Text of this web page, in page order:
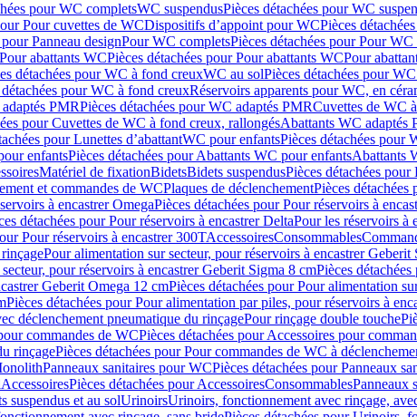
pour WC completsWC suspendusPièces détachées pour WC
Pour cuvettes de WCDispositifs d’appoint pour WCPièces
Panneau designPour WC completsPièces détachées pour Pour
Pour abattants WCPièces détachées pour Pour abattants WCPour
détachées pour WC à fond creuxWC au solPièces détachées pour
détachées pour WC à fond creuxRéservoirs apparents pour WC, en
PMRPièces détachées pour WC adaptés PMRCuvettes de WC
pour Cuvettes de WC à fond creux, rallongésAbattants WC adaptés
pour Lunettes d’abattantWC pour enfantsPièces détachées pour
enfantsPièces détachées pour Abattants WC pour enfantsAbattants
Matériel de fixationBidetsBidets suspendusPièces détachées pour
et commandes de WCPlaques de déclenchementPièces détachées
à encastrer OmegaPièces détachées pour Pour réservoirs à
détachées pour Pour réservoirs à encastrer DeltaPour les réservoirs à
Pour réservoirs à encastrer 300TAccessoiresConsommables
Pour alimentation sur secteur, pour réservoirs à encastrer Geberit
pour réservoirs à encastrer Geberit Sigma 8 cmPièces
Geberit Omega 12 cmPièces détachées pour Pour alimentation
Pièces détachées pour Pour alimentation par piles, pour réservoirs à
déclenchement pneumatique du rinçagePour rinçage double touche
commandes de WCPièces détachées pour Accessoires pour
rinçagePièces détachées pour Pour commandes de WC à
Panneaux sanitaires pour WCPièces détachées pour Panneaux
AccessoiresPièces détachées pour AccessoiresConsommablesPanneaux
suspendus et au solUrinoirsUrinoirs, fonctionnement avec rinçage,